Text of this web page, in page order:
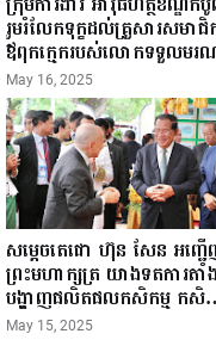
រួមរំលែកទុក្ខដល់គ្រួសារសមា
ឪពុកក្មេករបស់លោកទទួលមរ
May 16, 2025
សម្តេចតេជោ ហ៊ុន សែន អញ្ជើ
ព្រះមហាក្សត្រ យាងទតការតាំង
បង្ហាញផលិតផលកសិកម្ម កសិ
ឧស្សាហកម្ម និងសិប្បកម្ម ក្នុងព្រះ
May 15, 2025